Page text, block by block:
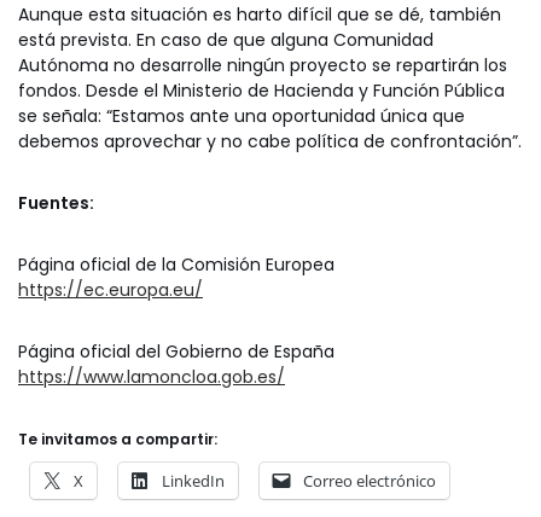
Aunque esta situación es harto difícil que se dé, también
está prevista. En caso de que alguna Comunidad
Autónoma no desarrolle ningún proyecto se repartirán los
fondos. Desde el Ministerio de Hacienda y Función Pública
se señala: “Estamos ante una oportunidad única que
debemos aprovechar y no cabe política de confrontación”.
Fuentes:
Página oficial de la Comisión Europea
https://ec.europa.eu/
Página oficial del Gobierno de España
https://www.lamoncloa.gob.es/
Te invitamos a compartir:
X LinkedIn Correo electrónico